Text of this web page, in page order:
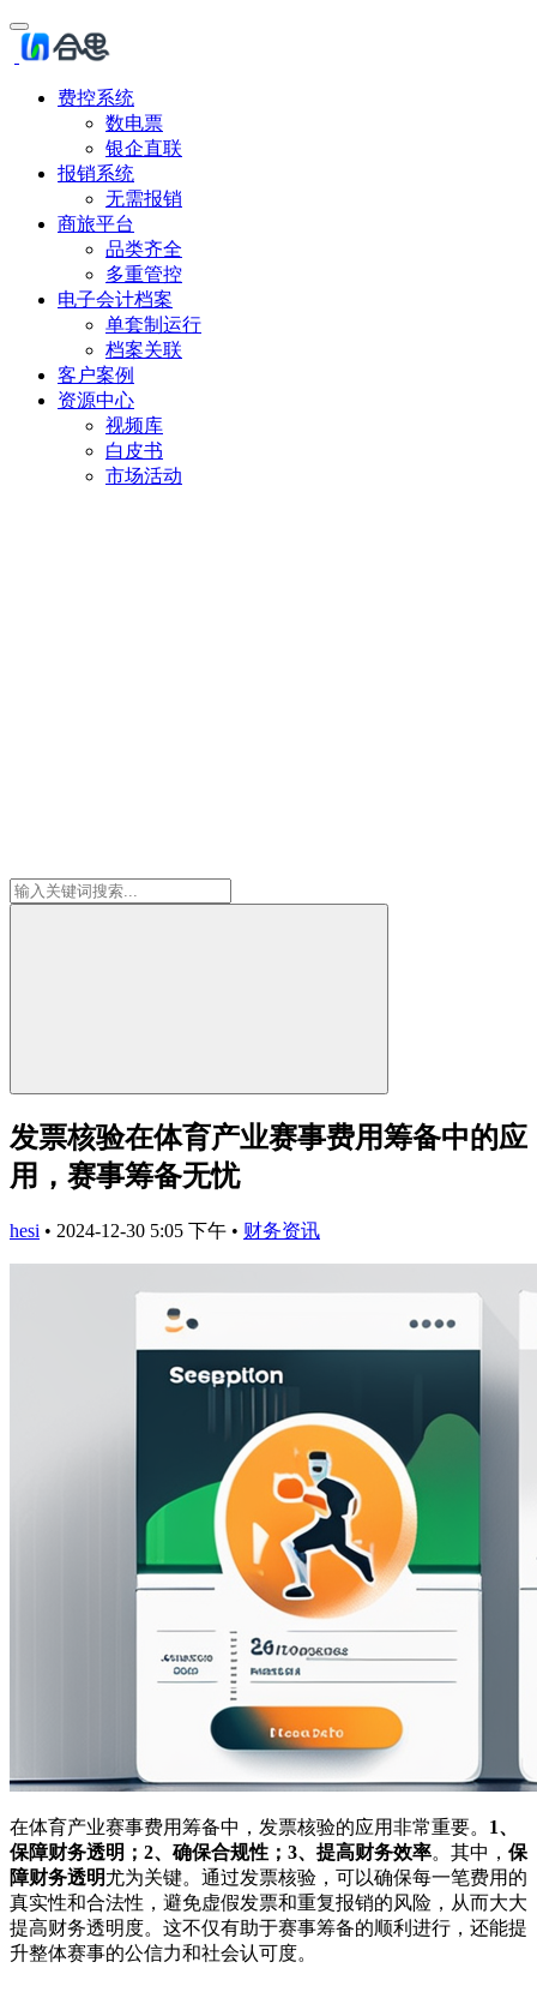
费控系统
数电票
银企直联
报销系统
无需报销
商旅平台
品类齐全
多重管控
电子会计档案
单套制运行
档案关联
客户案例
资源中心
视频库
白皮书
市场活动
发票核验在体育产业赛事费用筹备中的应
用，赛事筹备无忧
hesi • 2024-12-30 5:05 下午 • 财务资讯
在体育产业赛事费用筹备中，发票核验的应用非常重要。 1、
保障财务透明；2、确保合规性；3、提高财务效率。其中， 保
障财务透明尤为关键。通过发票核验，可以确保每一笔费用的
真实性和合法性，避免虚假发票和重复报销的风险，从而大大
提高财务透明度。这不仅有助于赛事筹备的顺利进行，还能提
升整体赛事的公信力和社会认可度。